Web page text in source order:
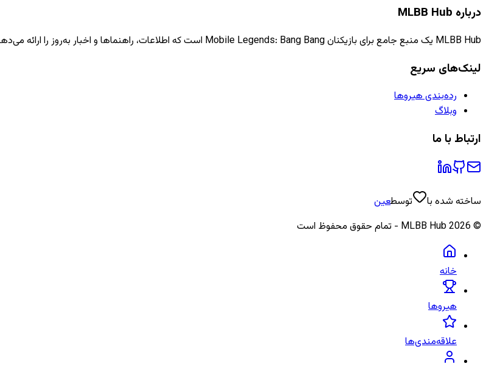
درباره MLBB Hub
MLBB Hub یک منبع جامع برای بازیکنان Mobile Legends: Bang Bang است که اطلاعات، راهنماها و اخبار به‌روز را ارائه می‌دهد.
لینک‌های سریع
رده‌بندی هیروها
وبلاگ
ارتباط با ما
ساخته شده با توسطعین
©
2026
خانه
هیروها
علاقه‌مندی‌ها